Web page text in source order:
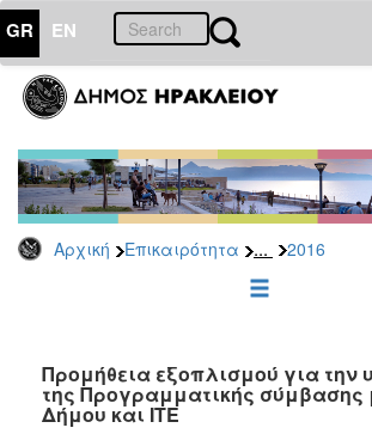
GR EN
Αρχική Επικαιρότητα ... 2016
ΕΠΙΚΑΙΡΟΤΗΤΑ
-
Δημοπρασίες
Αρχείο
2026
2022
Προμήθεια εξοπλισμού για την
της Προγραμματικής σύμβασης
Δήμου και ΙΤΕ